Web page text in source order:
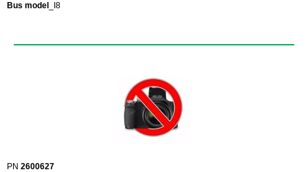
Bus model
_I8
PN 2600627